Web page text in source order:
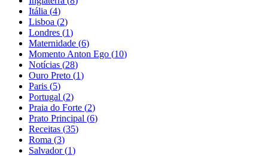
Itália (4)
Lisboa (2)
Londres (1)
Maternidade (6)
Momento Anton Ego (10)
Notícias (28)
Ouro Preto (1)
Paris (5)
Portugal (2)
Praia do Forte (2)
Prato Principal (6)
Receitas (35)
Roma (3)
Salvador (1)